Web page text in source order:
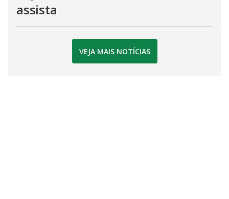
assista
VEJA MAIS NOTÍCIAS